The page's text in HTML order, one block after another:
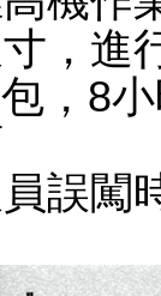
，進
，8
誤闖